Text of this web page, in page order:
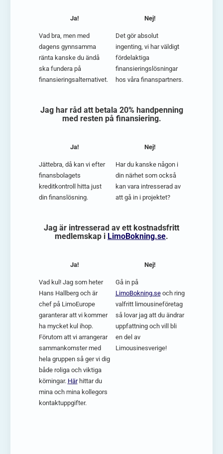
Ja!
Vad bra, men med
dagens gynnsamma
ränta kanske du ändå
ska fundera på
finansieringsalternativet.
Nej!
Det gör absolut
ingenting, vi har väldigt
fördelaktiga
finansieringslösningar
hos våra finanspartners.
Jag har råd att betala 20% handpenning
med resten på finansiering.
Ja!
Jättebra, då kan vi efter
finansbolagets
kreditkontroll hitta just
din finanslösning.
Nej!
Har du kanske någon i
din närhet som också
kan vara intresserad av
att gå in i projektet?
Jag är intresserad av ett kostnadsfritt
medlemskap i LimoBokning.se.
Ja!
Vad kul! Jag som heter
Hans Hallberg och är
chef på LimoEurope
garanterar att vi kommer
ha mycket kul ihop.
Förutom att vi arrangerar
sammankomster med
hela gruppen så ger vi dig
både roliga och viktiga
körningar. Härhittar du
mina och mina kollegors
kontaktuppgifter.
Nej!
Gå in på
LimoBokning.seoch ring
valfritt limousineföretag
så lovar jag att du ändrar
uppfattning och vill bli
en del av
Limousinesverige!